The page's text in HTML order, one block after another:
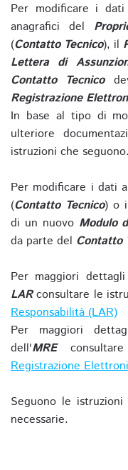
Per modificare i
anagrafici del
(Contatto Tecnico), il
Lettera di
Contatto Tecnico
Registrazione
In base al tipo di
ulteriore
istruzioni che seguono.
Per modificare i dati
(Contatto Tecnico) o i
di un nuovo Modulo
da parte del Contatto
Per maggiori
LARconsultare le
Responsabilità (LAR)
Per maggiori
dell'MRE
Registrazione
Seguono le
necessarie.